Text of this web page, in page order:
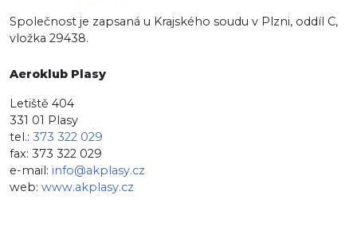
Společnost je zapsaná u Krajského soudu v Plzni, oddíl C,
vložka 29438.
Aeroklub Plasy
Letiště 404
331 01 Plasy
tel.: 373 322 029
fax: 373 322 029
e-mail: info@akplasy.cz
web: www.akplasy.cz